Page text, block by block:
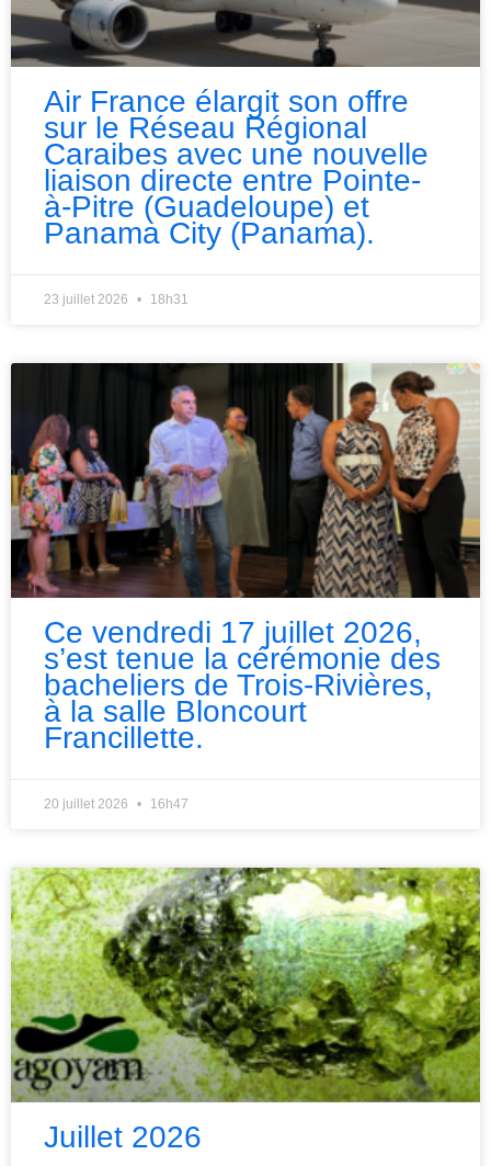
Air France élargit son offre
sur le Réseau Régional
Caraibes avec une nouvelle
liaison directe entre Pointe-
à-Pitre (Guadeloupe) et
Panama City (Panama).
23 juillet 2026 18h31
Ce vendredi 17 juillet 2026,
s’est tenue la cérémonie des
bacheliers de Trois-Rivières,
à la salle Bloncourt
Francillette.
20 juillet 2026 16h47
Juillet 2026